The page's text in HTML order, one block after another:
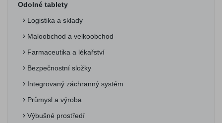
Odolné tablety
Logistika a sklady
Maloobchod a velkoobchod
Farmaceutika a lékařství
Bezpečnostní složky
Integrovaný záchranný systém
Průmysl a výroba
Výbušné prostředí